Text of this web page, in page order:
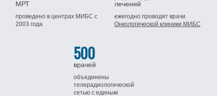
МРТ
проведено в центрах МИБСс
2003 года
лечений
ежегодно проводят врачи
Онкологической клиники МИБС
500
врачей
объединены
телерадиологической
сетью с единым